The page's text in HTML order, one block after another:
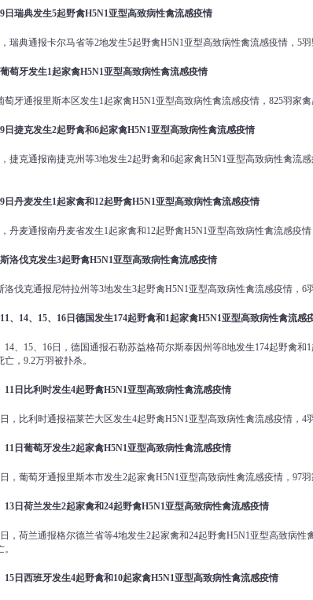
9日瑞典发生5起野禽H5N1亚型高致病性禽流感疫情
瑞典通报卡尔马省等2地发生5起野禽H5N1亚型高致病性禽流感疫情，5羽
萄牙发生1起家禽H5N1亚型高致病性禽流感疫情
萄牙通报里斯本区发生1起家禽H5N1亚型高致病性禽流感疫情，825羽家禽
9日捷克发生2起野禽和6起家禽H5N1亚型高致病性禽流感疫情
捷克通报南捷克州等3地发生2起野禽和6起家禽H5N1亚型高致病性禽流
9日丹麦发生1起家禽和 12起野禽H5N1亚型高致病性禽流感疫情
丹麦通报南丹麦省发生1起家禽和12起野禽H5N1亚型高致病性禽流感疫
洛伐克发生3起野禽H5N1亚型高致病性禽流感疫情
洛伐克通报尼特拉州等3地发生3起野禽H5N1亚型高致病性禽流感疫情，6
11、 14、 15、 16日德国发生174起野禽和 1起家禽H5N1亚型高致病性禽流感
14、15、16日，德国通报石勒苏益格荷尔斯泰因州等8地发生174起野禽
，9.2万羽被扑杀。
11日比利时发生4起野禽H5N1亚型高致病性禽流感疫情
，比利时通报福莱芒大区发生4起野禽H5N1亚型高致病性禽流感疫情，4
11日葡萄牙发生2起家禽H5N1亚型高致病性禽流感疫情
，葡萄牙通报里斯本市发生2起家禽H5N1亚型高致病性禽流感疫情，97羽
13日荷兰发生2起家禽和24起野禽H5N1亚型高致病性禽流感疫情
，荷兰通报格尔德兰省等4地发生2起家禽和24起野禽H5N1亚型高致病性
15日西班牙发生4起野禽和 10起家禽H5N1亚型高致病性禽流感疫情